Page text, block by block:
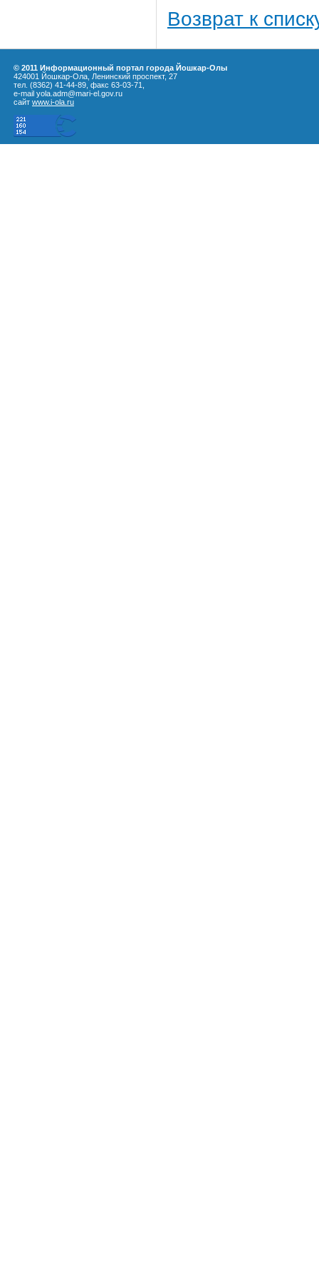
Возврат к
© 2011 Информационный портал города Йошкар-Олы
424001 Йошкар-Ола, Ленинский проспект, 27
тел. (8362) 41-44-89, факс 63-03-71,
e-mail yola.adm@mari-el.gov.ru
сайт www.i-ola.ru